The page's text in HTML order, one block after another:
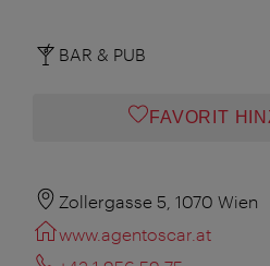
BAR & PUB
FAVORIT
Zollergasse 5, 1070 Wien
www.agentoscar.at